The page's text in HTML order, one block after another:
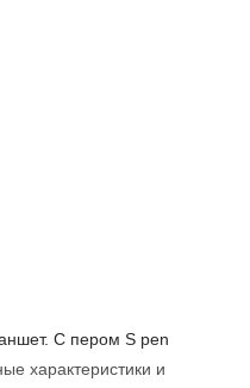
С пером S pen
характеристики и